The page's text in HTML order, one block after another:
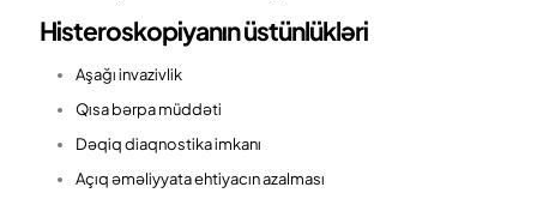
Histeroskopiyanın üstünlükləri
Aşağı invazivlik
Qısa bərpa müddəti
Dəqiq diaqnostika imkanı
Açıq əməliyyata ehtiyacın azalması